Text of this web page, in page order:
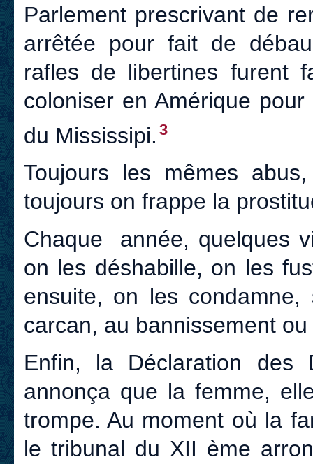
Parlement prescrivant de
arrêtée pour fait de
rafles de libertines furent
coloniser en Amérique
du Mississipi. 3
Toujours les mêmes
toujours on frappe la
Chaque année, quelques
on les déshabille, on les
ensuite, on les
carcan, au bannissement
Enfin, la Déclaration
annonça que la femme,
trompe. Au moment où la
le tribunal du XII ème